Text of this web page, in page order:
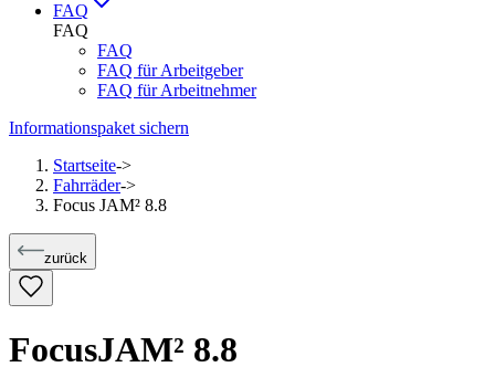
FAQ
FAQ
FAQ
FAQ für Arbeitgeber
FAQ für Arbeitnehmer
Informationspaket sichern
Startseite->
Fahrräder->
Focus JAM² 8.8
zurück
FocusJAM² 8.8